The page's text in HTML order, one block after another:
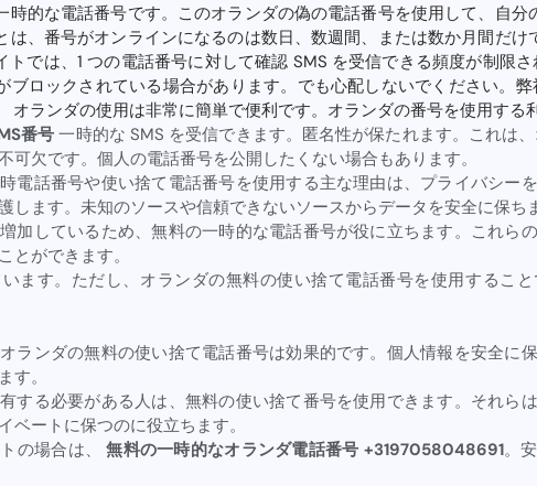
時的な電話番号です。このオランダの偽の電話番号を使用して、自分
は、番号がオンラインになるのは数日、数週間、または数か月間だけ
トでは、1 つの電話番号に対して確認 SMS を受信できる頻度が制限
ブロックされている場合があります。でも心配しないでください。
オランダの使用は非常に簡単で便利です。オランダの番号を使用する
番号 一時的な SMS を受信できます。匿名性が保たれます。これは
可欠です。個人の電話番号を公開したくない場合もあります。
電話番号や使い捨て電話番号を使用する主な理由は、プライバシー
します。未知のソースや信頼できないソースからデータを安全に保ち
加しているため、無料の一時的な電話番号が役に立ちます。これら
とができます。
ます。ただし、オランダの無料の使い捨て電話番号を使用するこ
ランダの無料の使い捨て電話番号は効果的です。個人情報を安全に
す。
する必要がある人は、無料の使い捨て番号を使用できます。それら
ベートに保つのに役立ちます。
の場合は、無料の一時的なオランダ電話番号 +3197058048691。